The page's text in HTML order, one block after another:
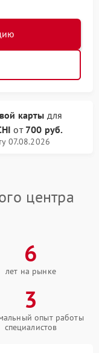
карты для
от 700 руб.
07.08.2026
центра
6
лет на рынке
3
опыт работы
специалистов